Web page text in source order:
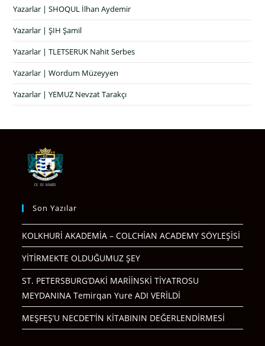
Yazarlar | SHOQUL İlhan Aydemir
Yazarlar | ŞIH Şamil
Yazarlar | TLETSERUK Nahit Serbes
Yazarlar | Wordum Müzeyyen
Yazarlar | YEMUZ Nevzat Tarakçı
Son Yazılar
KOLKHURİ AKADEMİA – COLCHİAN ACADEMY SÖYLEŞİSİ
YİTİRMEKTE OLDUĞUMUZ ŞEY
ST. PETERSBURG’DAKİ MARİİNSKİ TİYATROSU
MEYDANINA Temirqan Yure ADI VERİLDİ
MEŞFEŞ’U NECDET’İN KİTABININ DEĞERLENDİRMESİ